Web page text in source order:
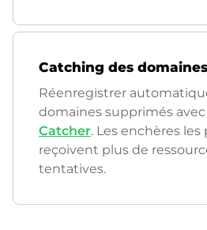
Catching des domaines
Réenregistrer
domaines supprimés avec
Catcher. Les enchères les
reçoivent plus de
tentatives.